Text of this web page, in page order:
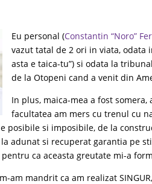
Eu personal (Constantin “Noro”
vazut tatal de 2 ori in viata, odata
asta e taica-tu”) si odata la
de la Otopeni cand a venit din
In plus, maica-mea a fost
facultatea am mers cu trenul cu
posibile si imposibile, de la
adunat si recuperat garantia pe
ca aceasta greutate mi-a
am mandrit ca am realizat